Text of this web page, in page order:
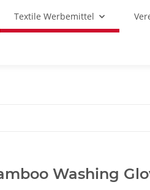
Textile Werbemittel
Washing